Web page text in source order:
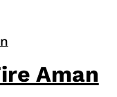
Aman